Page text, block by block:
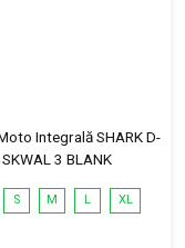
Integrală SHARK D-
SKWAL 3 BLANK
S M L XL